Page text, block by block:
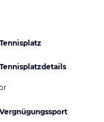
Tennisplatz
Tennisplatzdetails
Vergnügungssport